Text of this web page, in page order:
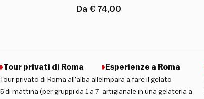
Da € 74,00
Tour privati di Roma
Tour privato di Roma all’alba alle
5 di mattina (per gruppi da 1 a 7
Esperienze a Roma
Impara a fare il gelato
artigianale in una gelateria a